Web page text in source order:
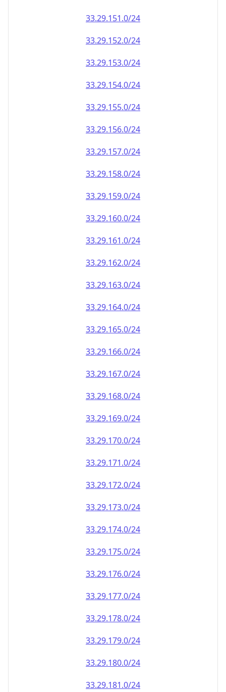
33.29.151.0/24
33.29.152.0/24
33.29.153.0/24
33.29.154.0/24
33.29.155.0/24
33.29.156.0/24
33.29.157.0/24
33.29.158.0/24
33.29.159.0/24
33.29.160.0/24
33.29.161.0/24
33.29.162.0/24
33.29.163.0/24
33.29.164.0/24
33.29.165.0/24
33.29.166.0/24
33.29.167.0/24
33.29.168.0/24
33.29.169.0/24
33.29.170.0/24
33.29.171.0/24
33.29.172.0/24
33.29.173.0/24
33.29.174.0/24
33.29.175.0/24
33.29.176.0/24
33.29.177.0/24
33.29.178.0/24
33.29.179.0/24
33.29.180.0/24
33.29.181.0/24